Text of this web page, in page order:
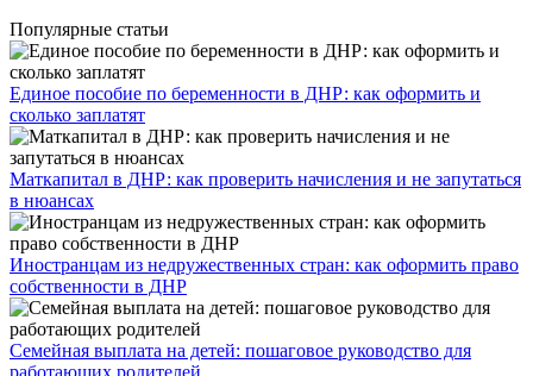
Популярные статьи
Единое пособие по беременности в ДНР: как оформить и
сколько заплатят
​Маткапитал в ДНР: как проверить начисления и не запутаться
в нюансах
Иностранцам из недружественных стран: как оформить право
собственности в ДНР
Семейная выплата на детей: пошаговое руководство для
работающих родителей